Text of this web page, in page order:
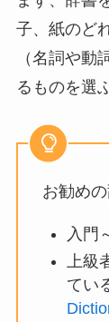
子、紙のど
（名詞や動
るものを選
お勧め
入門
上級
てい